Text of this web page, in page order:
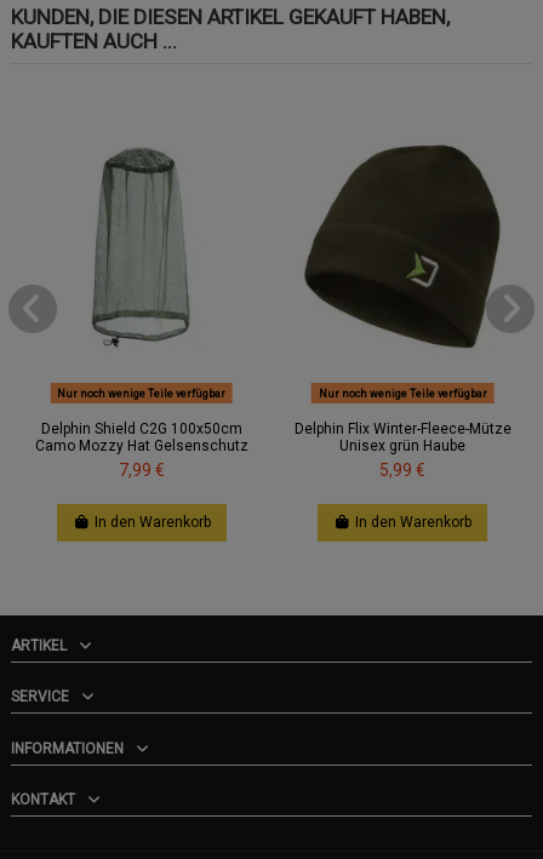
KUNDEN, DIE DIESEN ARTIKEL GEKAUFT HABEN,
KAUFTEN AUCH ...
Nur noch wenige Teile verfügbar
Delphin Shield C2G 100x50cm
Camo Mozzy Hat Gelsenschutz
7,99 €
In den Warenkorb
Nur noch wenige Teile verfügbar
Delphin Flix Winter-Fleece-Mütze
Unisex grün Haube
5,99 €
In den Warenkorb
ARTIKEL
SERVICE
INFORMATIONEN
KONTAKT